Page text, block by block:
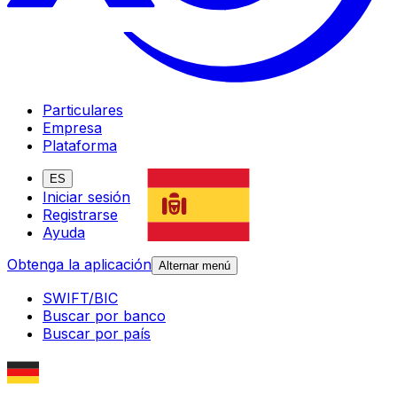
Particulares
Empresa
Plataforma
ES
Iniciar sesión
Registrarse
Ayuda
Obtenga la aplicación Alternar menú
SWIFT/BIC
Buscar por banco
Buscar por país